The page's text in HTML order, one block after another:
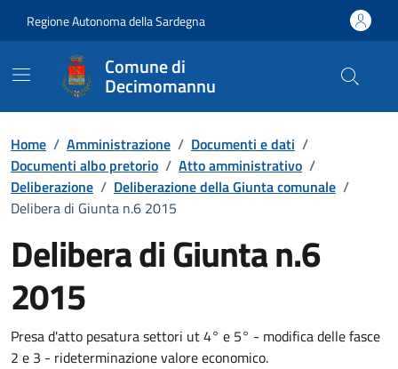
Regione Autonoma della Sardegna
Comune di
Decimomannu
Home / Amministrazione / Documenti e dati /
Documenti albo pretorio / Atto amministrativo /
Deliberazione / Deliberazione della Giunta comunale /
Delibera di Giunta n.6 2015
Delibera di Giunta n.6
2015
Dettaglio del documento
Presa d'atto pesatura settori ut 4° e 5° - modifica delle fasce
2 e 3 - rideterminazione valore economico.